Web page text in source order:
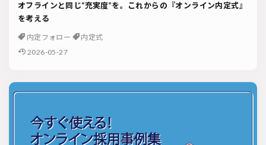
オフラインと同じ“充実度”を。これからの『オンライン内定式』
を考える
内定フォロー
内定式
2026-05-27